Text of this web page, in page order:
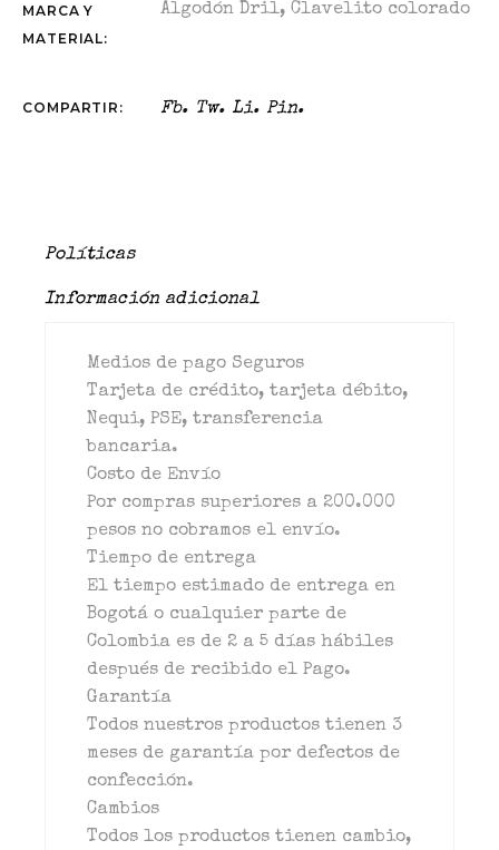
MARCA Y
MATERIAL:
Algodón Dril,Clavelito colorado
COMPARTIR: Fb. Tw. Li. Pin.
Políticas
Información adicional
Medios de pago Seguros
Tarjeta de crédito, tarjeta débito,
Nequi, PSE, transferencia
bancaria.
Costo de Envío
Por compras superiores a 200.000
pesos no cobramos el envío.
Tiempo de entrega
El tiempo estimado de entrega en
Bogotá o cualquier parte de
Colombia es de 2 a 5 días hábiles
después de recibido el Pago.
Garantía
Todos nuestros productos tienen 3
meses de garantía por defectos de
confección.
Cambios
Todos los productos tienen cambio,